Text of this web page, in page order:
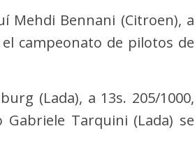
Mehdi Bennani (Citroen), a
campeonato de pilotos de
(Lada), a 13s. 205/1000,
Tarquini (Lada) se